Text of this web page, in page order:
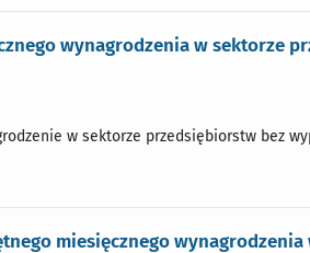
wynagrodzenia w sektorze
w sektorze przedsiębiorstw bez
miesięcznego